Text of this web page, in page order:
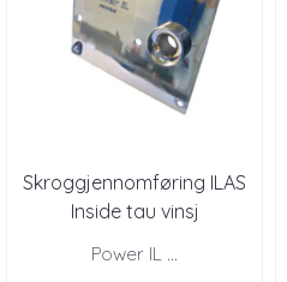
Skroggjennomføring ILAS
Inside tau vinsj
Power IL ...